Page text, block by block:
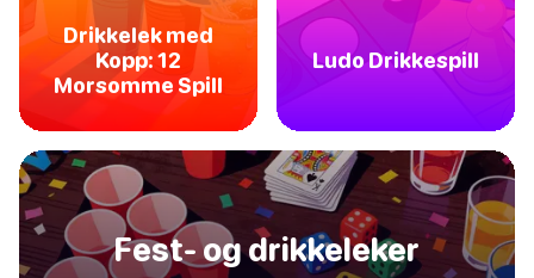
Drikkelek med
Kopp: 12
Morsomme Spill
Ludo Drikkespill
Fest- og drikkeleker